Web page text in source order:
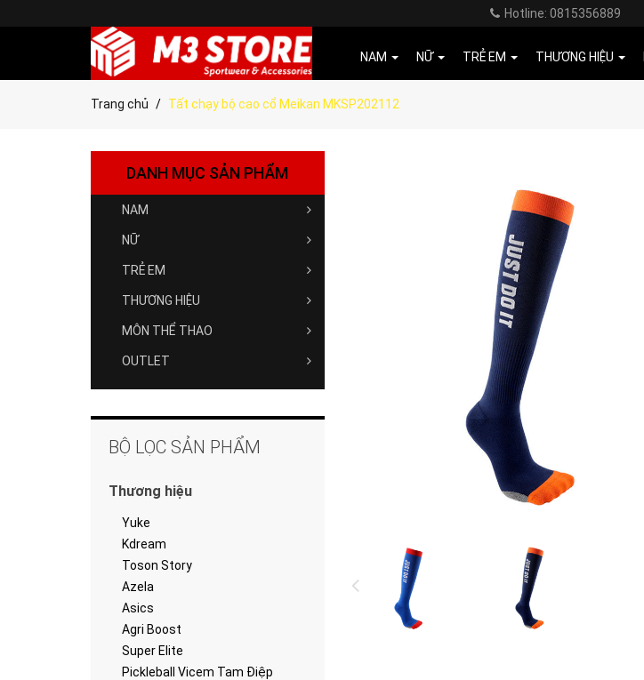
Hotline: 0815356889
NAM NỮ TRẺ EM THƯƠNG HIỆU
Trang chủ Tất chạy bộ cao cổ Meikan MKSP202112
DANH MỤC SẢN PHẨM
NAM
NỮ
TRẺ EM
THƯƠNG HIỆU
MÔN THỂ THAO
OUTLET
BỘ LỌC SẢN PHẨM
Thương hiệu
Yuke
Kdream
Toson Story
Azela
Asics
Agri Boost
Super Elite
Pickleball Vicem Tam Điệp